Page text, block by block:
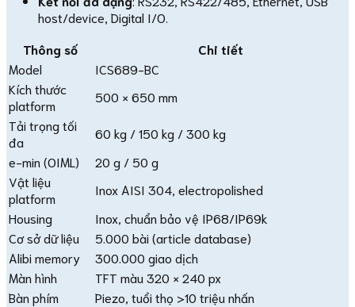
host/device, Digital I/O.
Thông số
Chi tiết
Model
ICS689-BC
Kích thước
platform
500 × 650 mm
Tải trọng tối
đa
60 kg / 150 kg / 300 kg
e-min (OIML)
20 g / 50 g
Vật liệu
platform
Inox AISI 304, electropolished
Housing
Inox, chuẩn bảo vệ IP68/IP69k
Cơ sở dữ liệu
5.000 bài (article database)
Alibi memory
300.000 giao dịch
Màn hình
TFT màu 320 × 240 px
Bàn phím
Piezo, tuổi thọ >10 triệu nhấn